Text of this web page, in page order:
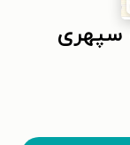
سپهری